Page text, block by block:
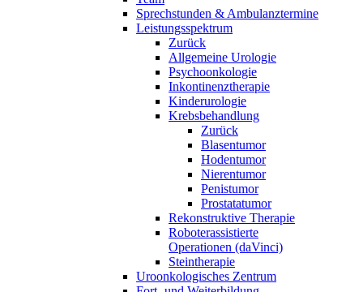
Sprechstunden & Ambulanztermine
Leistungsspektrum
Zurück
Allgemeine Urologie
Psychoonkologie
Inkontinenztherapie
Kinderurologie
Krebsbehandlung
Zurück
Blasentumor
Hodentumor
Nierentumor
Penistumor
Prostatatumor
Rekonstruktive Therapie
Roboterassistierte
Operationen (daVinci)
Steintherapie
Uroonkologisches Zentrum